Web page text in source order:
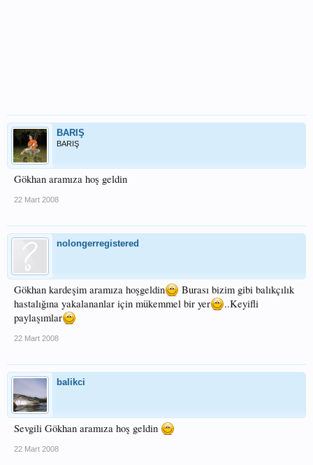
BARIŞ
BARIŞ
Gökhan aramıza hoş geldin
22 Mart 2008
nolongerregistered
Gökhan kardeşim aramıza hoşgeldin
Burası bizim gibi balıkçılık
hastalığına yakalananlar için mükemmel bir yer
..Keyifli
paylaşımlar
22 Mart 2008
balikci
Sevgili Gökhan aramıza hoş geldin
22 Mart 2008